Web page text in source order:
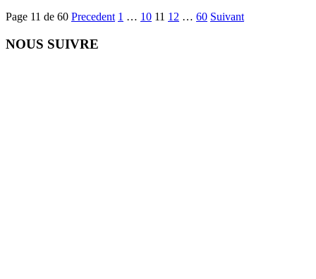
Page 11 de 60 Precedent 1 … 10 11 12 … 60 Suivant
NOUS SUIVRE